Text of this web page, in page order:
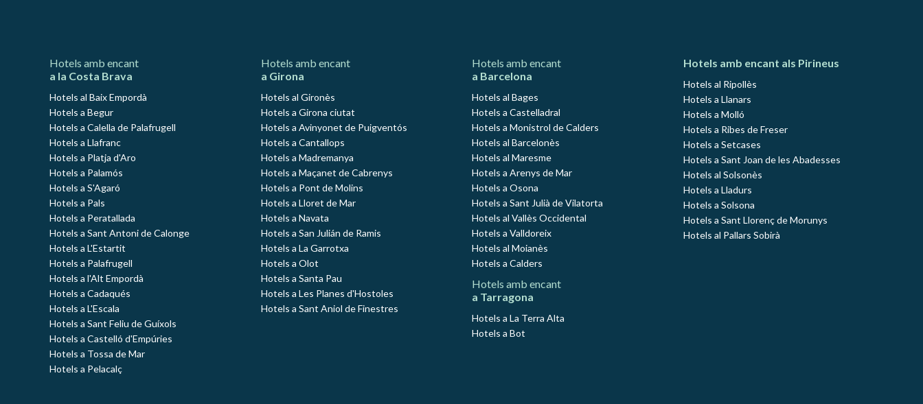
Hotels amb encant
a la Costa Brava
Hotels al Baix Empordà
Hotels a Begur
Hotels a Calella de Palafrugell
Hotels a Llafranc
Hotels a Platja d'Aro
Hotels a Palamós
Hotels a S'Agaró
Hotels a Pals
Hotels a Peratallada
Hotels a Sant Antoni de Calonge
Hotels a L'Estartit
Hotels a Palafrugell
Hotels a l'Alt Empordà
Hotels a Cadaqués
Hotels a L'Escala
Hotels a Sant Feliu de Guíxols
Hotels a Castelló d'Empúries
Hotels a Tossa de Mar
Hotels a Pelacalç
Hotels amb encant
a Girona
Hotels al Gironès
Hotels a Girona ciutat
Hotels a Avinyonet de Puigventós
Hotels a Cantallops
Hotels a Madremanya
Hotels a Maçanet de Cabrenys
Hotels a Pont de Molins
Hotels a Lloret de Mar
Hotels a Navata
Hotels a San Julián de Ramis
Hotels a La Garrotxa
Hotels a Olot
Hotels a Santa Pau
Hotels a Les Planes d'Hostoles
Hotels a Sant Aniol de Finestres
Hotels amb encant
a Barcelona
Hotels al Bages
Hotels a Castelladral
Hotels a Monistrol de Calders
Hotels al Barcelonès
Hotels al Maresme
Hotels a Arenys de Mar
Hotels a Osona
Hotels a Sant Julià de Vilatorta
Hotels al Vallès Occidental
Hotels a Valldoreix
Hotels al Moianès
Hotels a Calders
Hotels amb encant
a Tarragona
Hotels a La Terra Alta
Hotels a Bot
Hotels amb encant als Pirineus
Hotels al Ripollès
Hotels a Llanars
Hotels a Molló
Hotels a Ribes de Freser
Hotels a Setcases
Hotels a Sant Joan de les Abadesses
Hotels al Solsonès
Hotels a Lladurs
Hotels a Solsona
Hotels a Sant Llorenç de Morunys
Hotels al Pallars Sobirà